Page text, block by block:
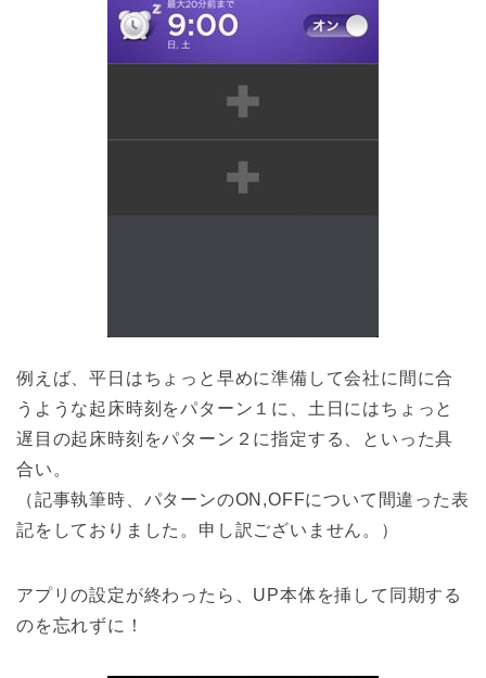
例えば、平日はちょっと早めに準備して会社に間に合
うような起床時刻をパターン１に、土日にはちょっと
遅目の起床時刻をパターン２に指定する、といった具
合い。
（記事執筆時、パターンのON,OFFについて間違った表
記をしておりました。申し訳ございません。）
アプリの設定が終わったら、UP本体を挿して同期する
のを忘れずに！